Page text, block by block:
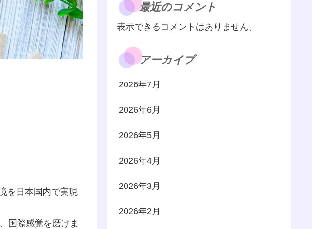
を日本国内で実現
国際感覚を磨けま
最近のコメント
表示できるコメントはありません。
アーカイブ
2026年7月
2026年6月
2026年5月
2026年4月
2026年3月
2026年2月